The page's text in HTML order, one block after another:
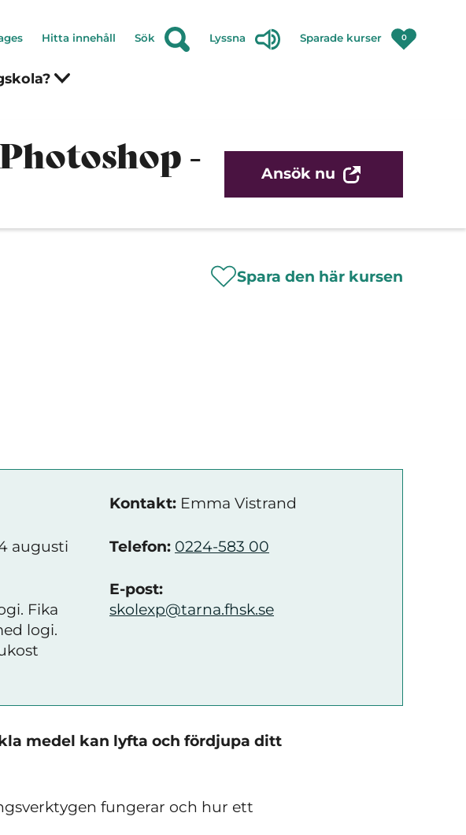
Hitta innehåll Sök Lyssna Sparade kurser 0
-
Ansök nu
Spara den här kursen
augusti
Fika
logi.
Kontakt: Emma Vistrand
Telefon: 0224-583 00
E-post:
skolexp@tarna.fhsk.se
medel kan lyfta och fördjupa ditt
fungerar och hur ett